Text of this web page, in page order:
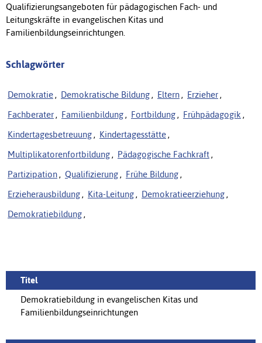
Qualifizierungsangeboten für pädagogischen Fach- und
Leitungskräfte in evangelischen Kitas und
Familienbildungseinrichtungen.
Schlagwörter
Demokratie , Demokratische Bildung , Eltern , Erzieher ,
Fachberater , Familienbildung , Fortbildung , Frühpädagogik ,
Kindertagesbetreuung , Kindertagesstätte ,
Multiplikatorenfortbildung , Pädagogische Fachkraft ,
Partizipation , Qualifizierung , Frühe Bildung ,
Erzieherausbildung , Kita-Leitung , Demokratieerziehung ,
Demokratiebildung ,
Titel
Demokratiebildung in evangelischen Kitas und
Familienbildungseinrichtungen